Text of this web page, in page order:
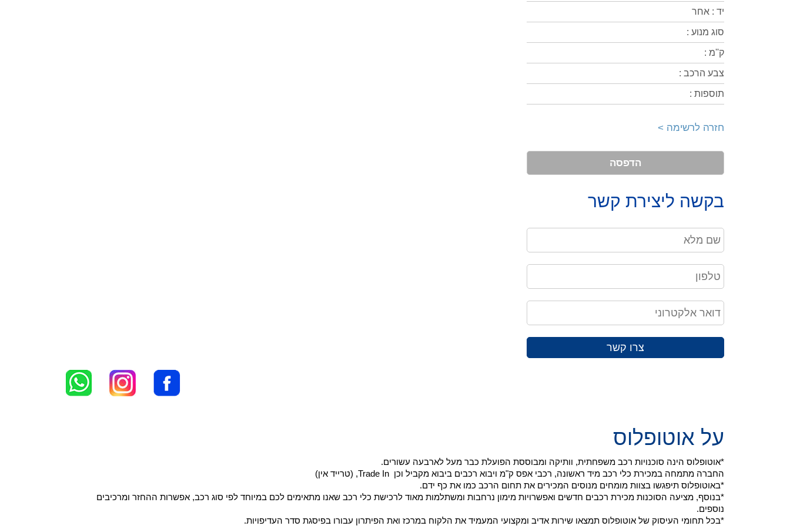
יד : אחר
סוג מנוע :
ק''מ :
צבע הרכב :
תוספות :
חזרה לרשימה >
הדפסה
בקשה ליצירת קשר
צרו קשר
על אוטופלוס
*אוטופלוס הינה סוכנויות רכב משפחתית, וותיקה ומבוססת הפועלת כבר מעל לארבעה עשורים.
החברה מתמחה במכירת כלי רכב מיד ראשונה, רכבי אפס ק"מ ויבוא רכבים ביבוא מקביל וכן Trade In, (טרייד אין)
*באוטופלוס תיפגשו בצוות מומחים מנוסים המכירים את תחום הרכב כמו את כף ידם.
*בנוסף, מציעה הסוכנות מכירת רכבים חדשים ואפשרויות מימון נרחבות ומשתלמות מאוד לרכישת כלי רכב שאנו מתאימים לכם במיוחד לפי סוג רכב, אפשרות ההחזר ומרכיבים
נוספים.
*בכל תחומי העיסוק של אוטופלוס תמצאו שירות אדיב ומקצועי המעמיד את הלקוח במרכז ואת הפיתרון עבורו בפיסגת סדר העדיפויות.